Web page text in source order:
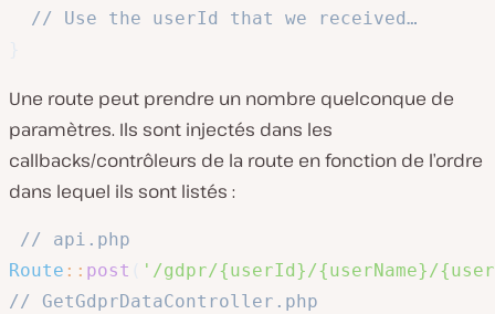
// Use the userId that we received…
Une route peut prendre un nombre quelconque de
paramètres. Ils sont injectés dans les
callbacks/contrôleurs de la route en fonction de l’ordre
dans lequel ils sont listés :
// api.php
Route :: post
'/gdpr/{userId}/{userName}/
// GetGdprDataController.php